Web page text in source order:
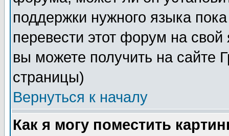
поддержки нужного языка
перевести этот форум на
вы можете получить на сайте
страницы)
Вернуться к началу
Как я могу поместить